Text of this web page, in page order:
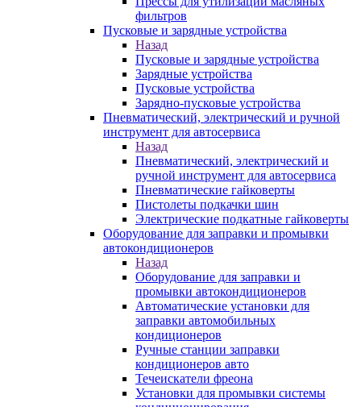
фильтров
Пусковые и зарядные устройства
Назад
Пусковые и зарядные устройства
Зарядные устройства
Пусковые устройства
Зарядно-пусковые устройства
Пневматический, электрический и ручной
инструмент для автосервиса
Назад
Пневматический, электрический и
ручной инструмент для автосервиса
Пневматические гайковерты
Пистолеты подкачки шин
Электрические подкатные гайковерты
Оборудование для заправки и промывки
автокондиционеров
Назад
Оборудование для заправки и
промывки автокондиционеров
Автоматические установки для
заправки автомобильных
кондиционеров
Ручные станции заправки
кондиционеров авто
Течеискатели фреона
Установки для промывки системы